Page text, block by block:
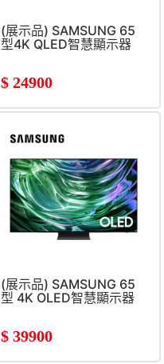
(展示品) SAMSUNG 65
型4K QLED智慧顯示器
$ 24900
(展示品) SAMSUNG 65
型 4K OLED智慧顯示器
$ 39900